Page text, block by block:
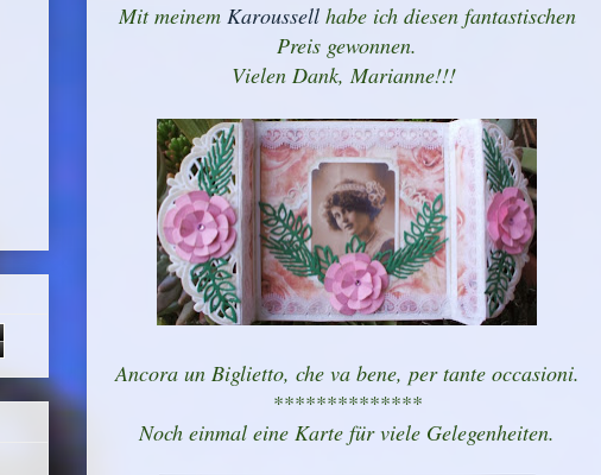
Mit meinem Karoussellhabe ich diesen fantastischen
Preis gewonnen.
Vielen Dank, Marianne!!!
Ancora un Biglietto, che va bene, per tante occasioni.
**************
Noch einmal eine Karte für viele Gelegenheiten.